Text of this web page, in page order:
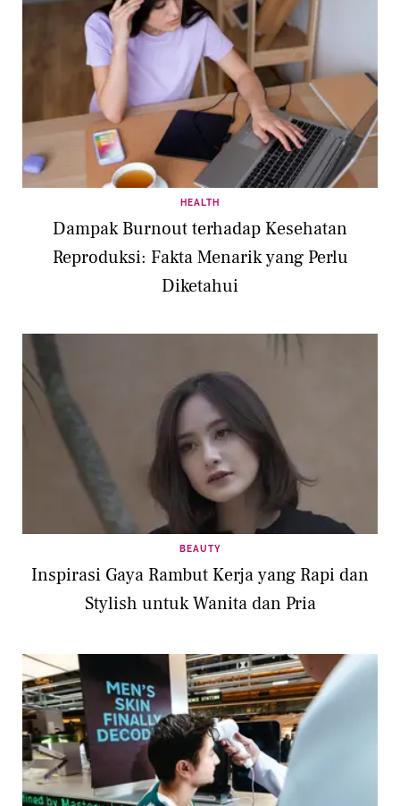
HEALTH
Dampak Burnout terhadap Kesehatan
Reproduksi: Fakta Menarik yang Perlu
Diketahui
BEAUTY
Inspirasi Gaya Rambut Kerja yang Rapi dan
Stylish untuk Wanita dan Pria